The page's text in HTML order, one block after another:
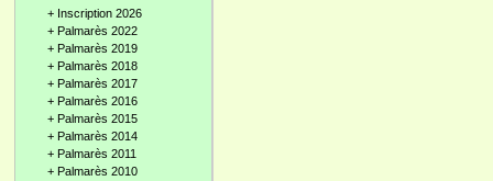
+ Inscription 2026
+ Palmarès 2022
+ Palmarès 2019
+ Palmarès 2018
+ Palmarès 2017
+ Palmarès 2016
+ Palmarès 2015
+ Palmarès 2014
+ Palmarès 2011
+ Palmarès 2010